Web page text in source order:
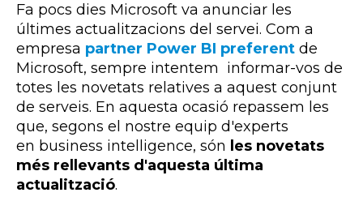
Fa pocs dies Microsoft va anunciar les
últimes actualitzacions del servei. Com a
empresa partner Power BI preferent de
Microsoft, sempre intentem informar-vos de
totes les novetats relatives a aquest conjunt
de serveis. En aquesta ocasió repassem les
que, segons el nostre equip d'experts
en business intelligence, són les novetats
més rellevants d'aquesta última
actualització.